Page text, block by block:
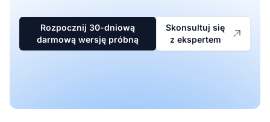
Rozpocznij 30-dniową
darmową wersję próbną
Skonsultuj się
z ekspertem